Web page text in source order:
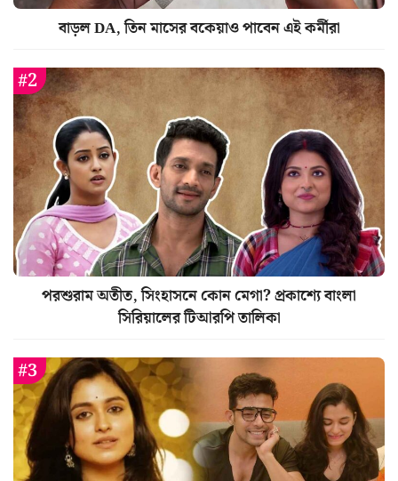
বাড়ল DA, তিন মাসের বকেয়াও পাবেন এই কর্মীরা
পরশুরাম অতীত, সিংহাসনে কোন মেগা? প্রকাশ্যে বাংলা
সিরিয়ালের টিআরপি তালিকা